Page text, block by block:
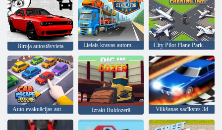
Biroja autostāvvieta Lielais kravas automašīnu simulators City Pilot Plane Parking Jam
Auto evakuācijas autostāvvieta Izrakt Buldozerā Vilkšanas sacīkstes 3d